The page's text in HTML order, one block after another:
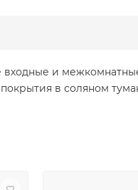
входные и
в соляном